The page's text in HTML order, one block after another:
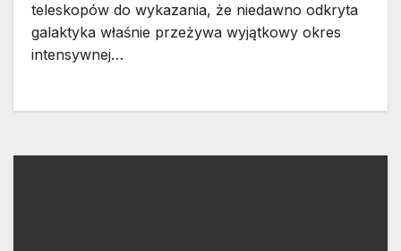
teleskopów do wykazania, że niedawno odkryta
galaktyka właśnie przeżywa wyjątkowy okres
intensywnej…